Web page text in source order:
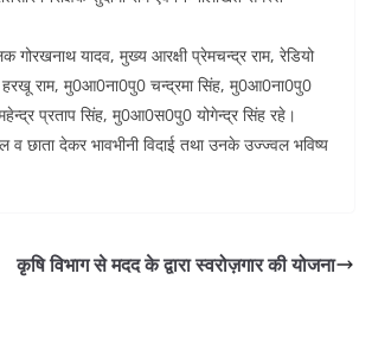
गोरखनाथ यादव, मुख्य आरक्षी प्रेमचन्द्र राम, रेडियो
राम, मु0आ0ना0पु0 चन्द्रमा सिंह, मु0आ0ना0पु0
प्रताप सिंह, मु0आ0स0पु0 योगेन्द्र सिंह रहे।
व छाता देकर भावभीनी विदाई तथा उनके उज्ज्वल भविष्य
कृषि विभाग से मदद के द्वारा स्वरोज़गार की योजना